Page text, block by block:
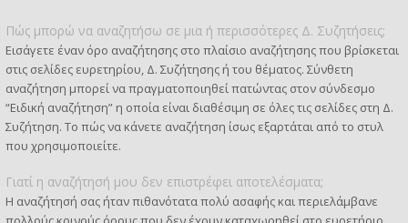
Πώς μπορώ να αναζητήσω σε μια ή περισσότερες Δ. Συζητήσεις;
Εισάγετε έναν όρο αναζήτησης στο πλαίσιο αναζήτησης που βρίσκεται
στις σελίδες ευρετηρίου, Δ. Συζήτησης ή του θέματος. Σύνθετη
αναζήτηση μπορεί να πραγματοποιηθεί πατώντας στον σύνδεσμο
“Ειδική αναζήτηση” η οποία είναι διαθέσιμη σε όλες τις σελίδες στη Δ.
Συζήτηση. Το πώς να κάνετε αναζήτηση ίσως εξαρτάται από το στυλ
που χρησιμοποιείτε.
Γιατί η αναζήτησή μου δεν επιστρέφει αποτελέσματα;
Η αναζήτησή σας ήταν πιθανότατα πολύ ασαφής και περιελάμβανε